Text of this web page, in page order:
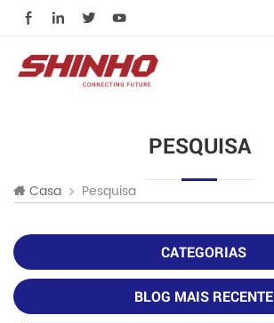
PESQUISA
Casa Pesquisa
CATEGORIAS
BLOG MAIS RECENTE